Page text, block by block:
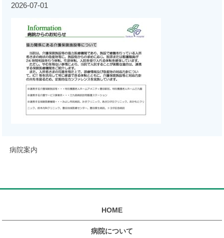
2026-07-01
病院案内
HOME
病院について